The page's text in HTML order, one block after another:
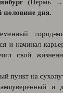
(Пермь →
половине дня.
город-
и начинал
свой
пункт на
и